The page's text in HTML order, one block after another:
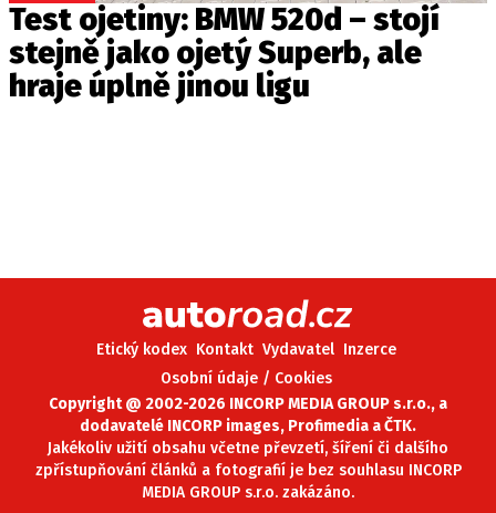
Test ojetiny: BMW 520d – stojí
stejně jako ojetý Superb, ale
hraje úplně jinou ligu
Etický kodex Kontakt Vydavatel Inzerce
Osobní údaje / Cookies
Copyright @ 2002-2026 INCORP MEDIA GROUP s.r.o., a
dodavatelé INCORP images, Profimedia a ČTK.
Jakékoliv užití obsahu včetne převzetí, šíření či dalšího
zpřístupňování článků a fotografií je bez souhlasu INCORP
MEDIA GROUP s.r.o. zakázáno.